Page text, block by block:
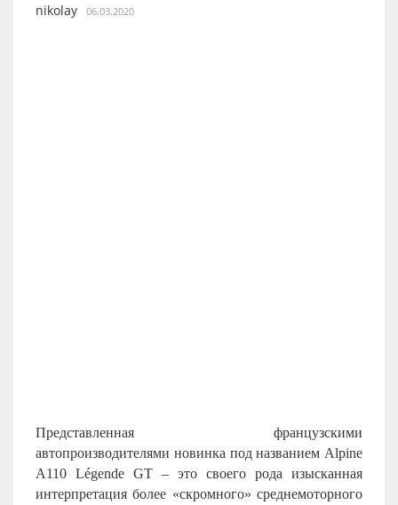
nikolay 06.03.2020
Представленная французскими
автопроизводителями новинка под названием Alpine
A110 Légende GT – это своего рода изысканная
интерпретация более «скромного» среднемоторного